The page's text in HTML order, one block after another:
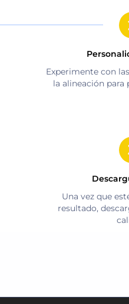
Experimente con
la alineación para
Una vez que
resultado,